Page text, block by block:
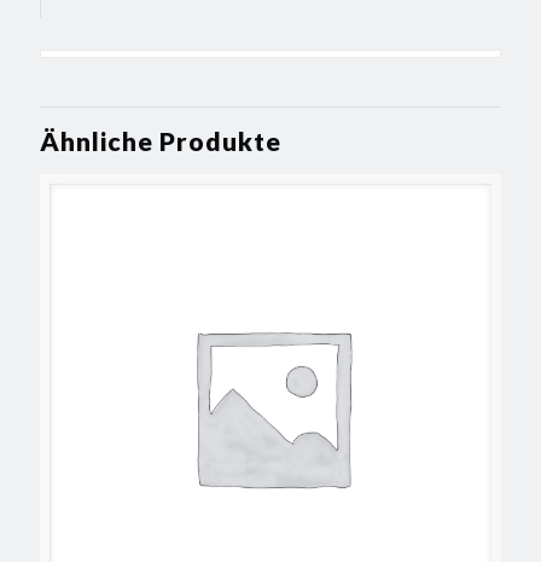
Ähnliche Produkte